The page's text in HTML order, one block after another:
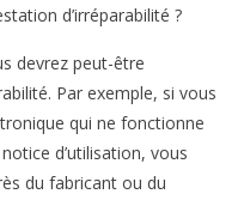
d’irréparabilité ?
devrez peut-être
Par exemple, si vous
qui ne fonctionne
d’utilisation, vous
du fabricant ou du